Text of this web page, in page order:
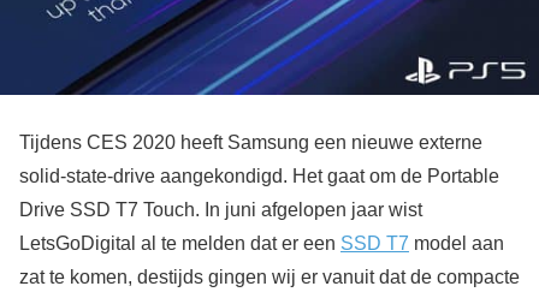
Tijdens CES 2020 heeft Samsung een nieuwe externe
solid-state-drive aangekondigd. Het gaat om de Portable
Drive SSD T7 Touch. In juni afgelopen jaar wist
LetsGoDigital al te melden dat er een SSD T7 model aan
zat te komen, destijds gingen wij er vanuit dat de compacte